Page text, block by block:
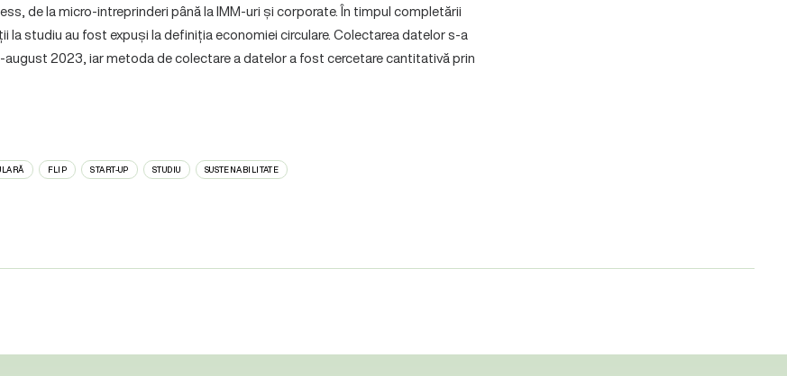
de la micro-intreprinderi până la IMM-uri și corporate. În timpul completării
la studiu au fost expuși la definiția economiei circulare. Colectarea datelor s-a
august 2023, iar metoda de colectare a datelor a fost cercetare cantitativă prin
FLIP START-UP STUDIU SUSTENABILITATE